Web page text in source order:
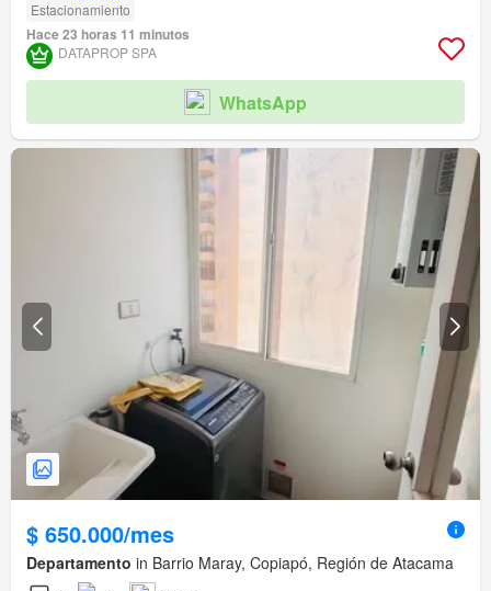
Estacionamiento
Hace 23 horas 11 minutos
DATAPROP SPA
WhatsApp
$ 650.000/mes
Departamento in Barrio Maray, Copiapó, Región de Atacama